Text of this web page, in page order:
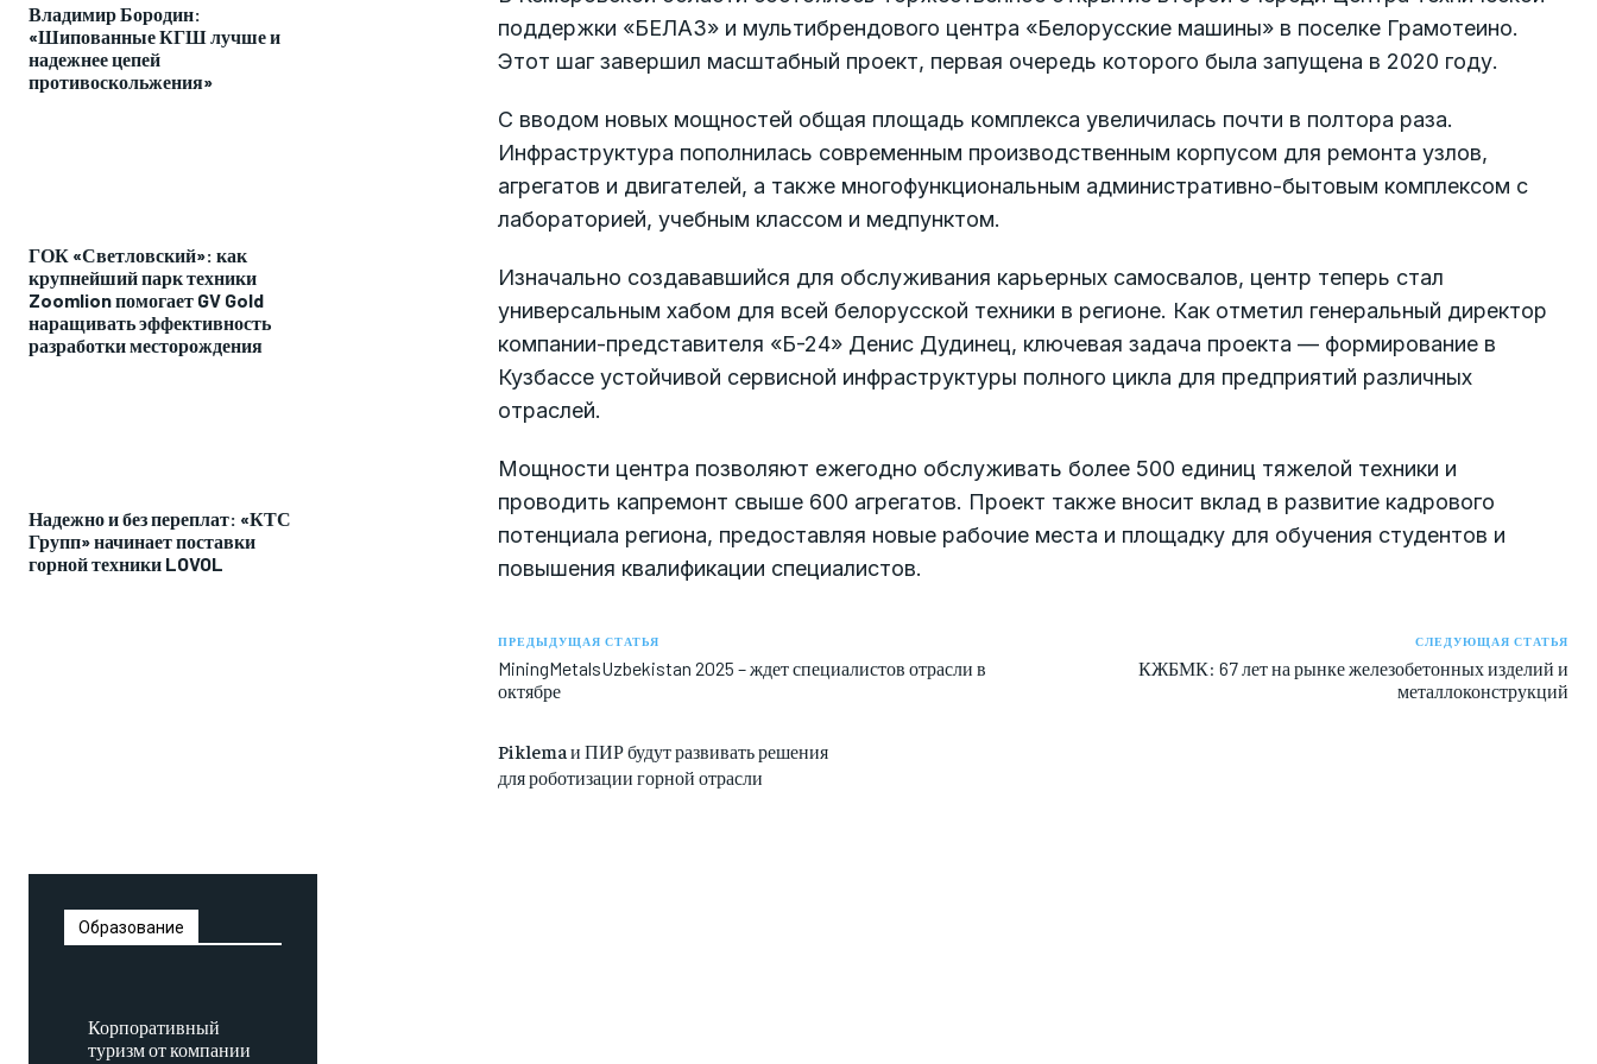
Владимир Бородин:
«Шипованные КГШ лучше и
надежнее цепей
противоскольжения»
ГОК «Светловский»: как
крупнейший парк техники
Zoomlion помогает GV Gold
наращивать эффективность
разработки месторождения
Надежно и без переплат: «КТС
Групп» начинает поставки
горной техники LOVOL
Образование
Корпоративный
туризм от компании
поддержки «БЕЛАЗ» и мультибрендового центра «Белорусские машины» в поселке Грамотеино.
Этот шаг завершил масштабный проект, первая очередь которого была запущена в 2020 году.
С вводом новых мощностей общая площадь комплекса увеличилась почти в полтора раза.
Инфраструктура пополнилась современным производственным корпусом для ремонта узлов,
агрегатов и двигателей, а также многофункциональным административно-бытовым комплексом с
лабораторией, учебным классом и медпунктом.
Изначально создававшийся для обслуживания карьерных самосвалов, центр теперь стал
универсальным хабом для всей белорусской техники в регионе. Как отметил генеральный директор
компании-представителя «Б-24» Денис Дудинец, ключевая задача проекта — формирование в
Кузбассе устойчивой сервисной инфраструктуры полного цикла для предприятий различных
отраслей.
Мощности центра позволяют ежегодно обслуживать более 500 единиц тяжелой техники и
проводить капремонт свыше 600 агрегатов. Проект также вносит вклад в развитие кадрового
потенциала региона, предоставляя новые рабочие места и площадку для обучения студентов и
повышения квалификации специалистов.
ПРЕДЫДУЩАЯ СТАТЬЯ
MiningMetalsUzbekistan 2025 – ждет специалистов отрасли в
октябре
СЛЕДУЮЩАЯ СТАТЬЯ
КЖБМК: 67 лет на рынке железобетонных изделий и
металлоконструкций
Piklema и ПИР будут развивать решения
для роботизации горной отрасли